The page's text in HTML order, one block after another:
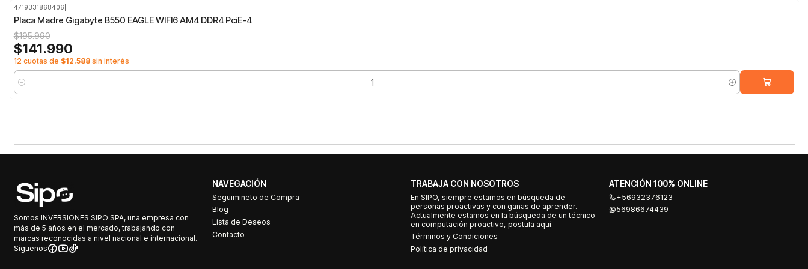
4719331868406
Placa Madre Gigabyte B550 EAGLE WIFI6 AM4 DDR4 PciE-4
$195.990
$141.990
12 cuotas de $12.588sin interés
Cantidad
Somos INVERSIONES SIPO SPA, una empresa con
más de 5 años en el mercado, trabajando con
marcas reconocidas a nivel nacional e internacional.
Síguenos
NAVEGACIÓN
Seguimineto de Compra
Blog
Lista de Deseos
Contacto
TRABAJA CON NOSOTROS
En SIPO, siempre estamos en búsqueda de
personas proactivas y con ganas de aprender.
Actualmente estamos en la búsqueda de un técnico
en computación proactivo, postula aquí.
Términos y Condiciones
Política de privacidad
ATENCIÓN 100% ONLINE
+56932376123
56986674439